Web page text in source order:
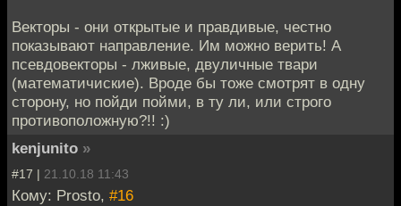
Векторы - они открытые и правдивые, честно
показывают направление. Им можно верить! А
псевдовекторы - лживые, двуличные твари
(математичиские). Вроде бы тоже смотрят в одну
сторону, но пойди пойми, в ту ли, или строго
противоположную?!! :)
kenjunito »
#17 | 21.10.18 11:43
Кому: Prosto, #16